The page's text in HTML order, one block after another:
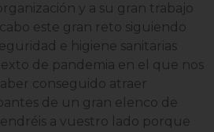
y a su gran trabajo
este gran reto siguiendo
e higiene sanitarias
de pandemia en el que nos
conseguido atraer
de un gran elenco de
a vuestro lado porque